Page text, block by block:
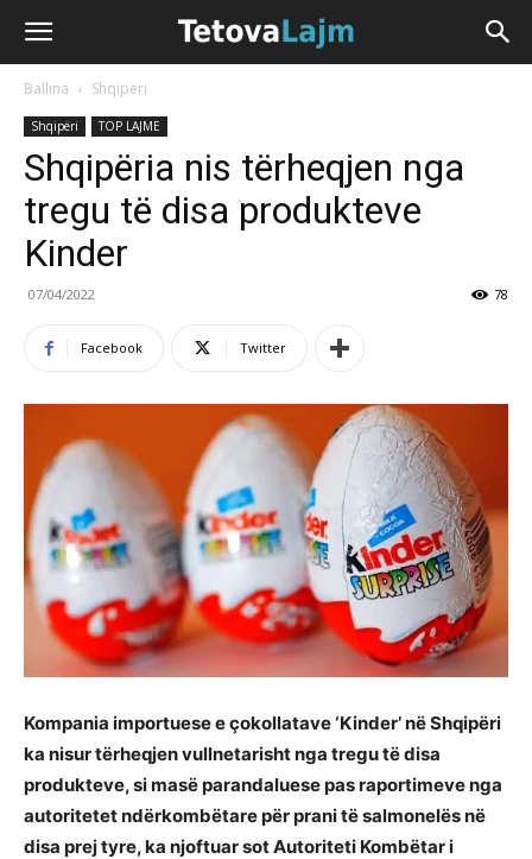
Ballina Shqipëri
Shqipëri TOP LAJME
Shqipëria nis tërheqjen nga
tregu të disa produkteve
Kinder
07/04/2022 78
Facebook Twitter
Kompania importuese e çokollatave ‘Kinder’ në Shqipëri
ka nisur tërheqjen vullnetarisht nga tregu të disa
produkteve, si masë parandaluese pas raportimeve nga
autoritetet ndërkombëtare për prani të salmonelës në
disa prej tyre, ka njoftuar sot Autoriteti Kombëtar i